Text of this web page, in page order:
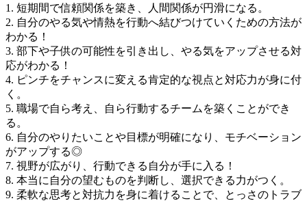
1. 短期間で信頼関係を築き、人間関係が円滑になる。
2. 自分のやる気や情熱を行動へ結びつけていくための方法が
わかる！
3. 部下や子供の可能性を引き出し、やる気をアップさせる対
応がわかる！
4. ピンチをチャンスに変える肯定的な視点と対応力が身に付
く。
5. 職場で自ら考え、自ら行動するチームを築くことができ
る。
6. 自分のやりたいことや目標が明確になり、モチベーション
がアップする◎
7. 視野が広がり、行動できる自分が手に入る！
8. 本当に自分の望むものを判断し、選択できる力がつく。
9. 柔軟な思考と対抗力を身に着けることで、とっさのトラブ